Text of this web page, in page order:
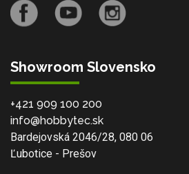
Showroom Slovensko
+421 909 100 200
info@hobbytec.sk
Bardejovská 2046/28, 080 06
Ľubotice - Prešov